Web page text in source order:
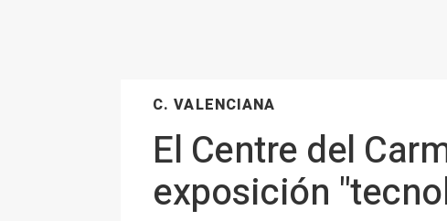
C. VALENCIANA
El Centre del
exposición